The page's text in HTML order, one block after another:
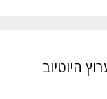
היוטיוב